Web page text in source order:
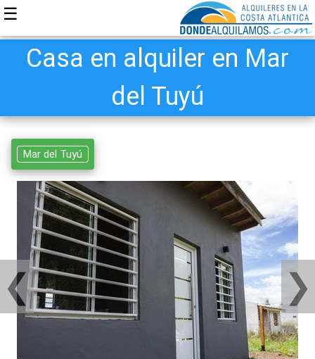
☰
Casa en alquiler en Mar
del Tuyú
Mar del Tuyú
❮ ❯